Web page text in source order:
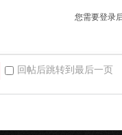
您需要登录
回帖后跳转到最后一页